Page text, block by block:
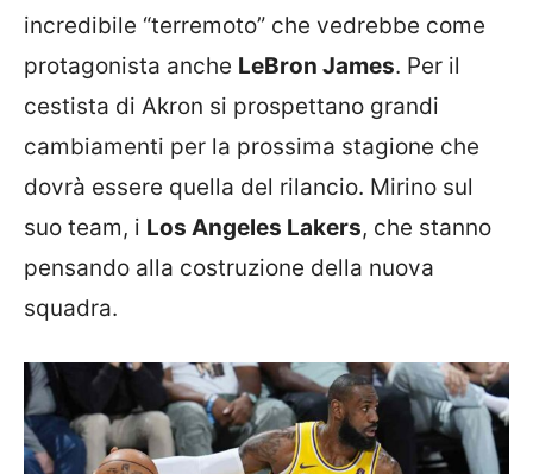
incredibile “terremoto” che vedrebbe come
protagonista anche LeBron James. Per il
cestista di Akron si prospettano grandi
cambiamenti per la prossima stagione che
dovrà essere quella del rilancio. Mirino sul
suo team, i Los Angeles Lakers, che stanno
pensando alla costruzione della nuova
squadra.